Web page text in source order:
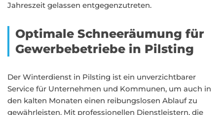
Jahreszeit gelassen entgegenzutreten.
Optimale Schneeräumung für
Gewerbebetriebe in Pilsting
Der Winterdienst in Pilsting ist ein unverzichtbarer
Service für Unternehmen und Kommunen, um auch in
den kalten Monaten einen reibungslosen Ablauf zu
gewährleisten. Mit professionellen Dienstleistern, die